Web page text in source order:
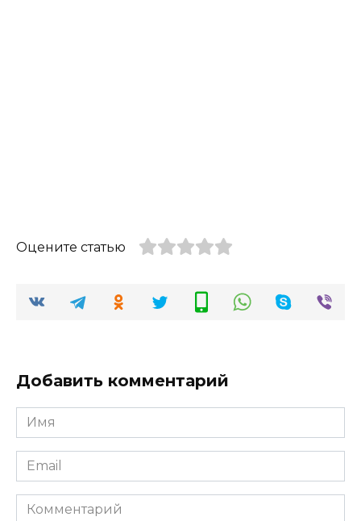
Оцените статью
Добавить комментарий
Имя
*
Email
*
Комментарий